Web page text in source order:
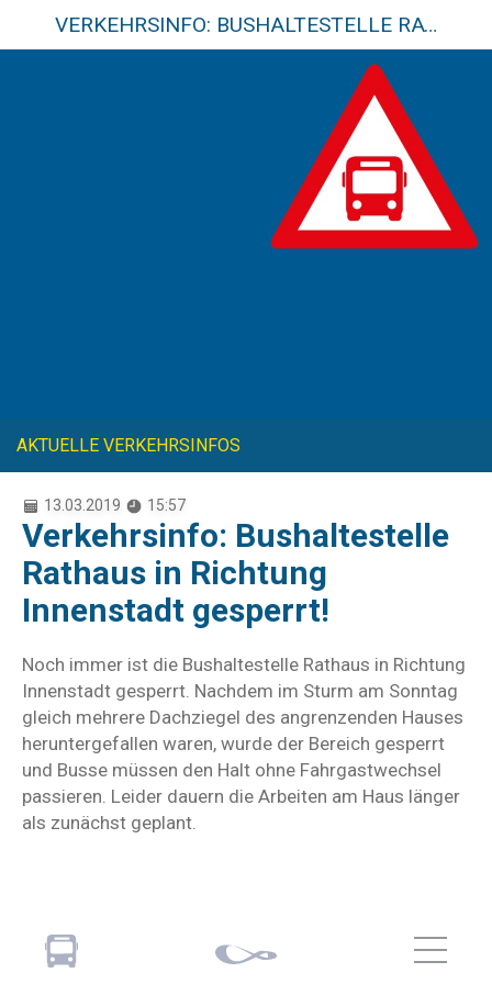
VERKEHRSINFO: BUSHALTESTELLE RATHAUS IN RICHTUNG INNENSTADT GESPERRT!
AKTUELLE VERKEHRSINFOS
13.03.2019 15:57
Verkehrsinfo: Bushaltestelle
Rathaus in Richtung
Innenstadt gesperrt!
Noch immer ist die Bushaltestelle Rathaus in Richtung
Innenstadt gesperrt. Nachdem im Sturm am Sonntag
gleich mehrere Dachziegel des angrenzenden Hauses
heruntergefallen waren, wurde der Bereich gesperrt
und Busse müssen den Halt ohne Fahrgastwechsel
passieren. Leider dauern die Arbeiten am Haus länger
als zunächst geplant.